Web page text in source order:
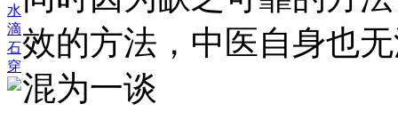
水
滴
石
穿
效的方法，中医自身也
混为一谈